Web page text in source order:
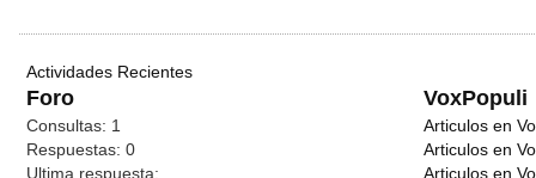
Actividades Recientes
Foro VoxPopuli
Consultas: 1
Respuestas: 0
Ultima respuesta:
Articulos en
Articulos en
Articulos en